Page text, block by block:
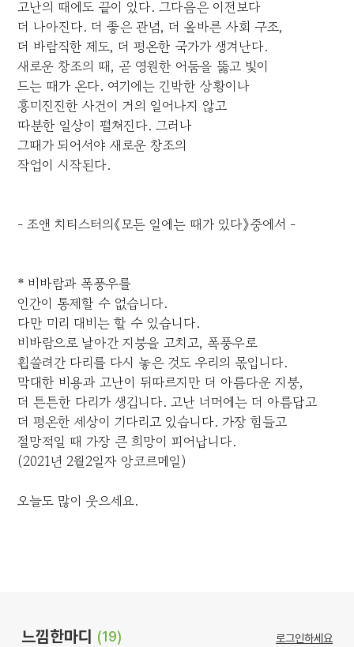
고난의 때에도 끝이 있다. 그다음은 이전보다
더 나아진다. 더 좋은 관념, 더 올바른 사회 구조,
더 바람직한 제도, 더 평온한 국가가 생겨난다.
새로운 창조의 때, 곧 영원한 어둠을 뚫고 빛이
드는 때가 온다. 여기에는 긴박한 상황이나
흥미진진한 사건이 거의 일어나지 않고
따분한 일상이 펼쳐진다. 그러나
그때가 되어서야 새로운 창조의
작업이 시작된다.
- 조앤 치티스터의《모든 일에는 때가 있다》중에서 -
* 비바람과 폭풍우를
인간이 통제할 수 없습니다.
다만 미리 대비는 할 수 있습니다.
비바람으로 날아간 지붕을 고치고, 폭풍우로
휩쓸려간 다리를 다시 놓은 것도 우리의 몫입니다.
막대한 비용과 고난이 뒤따르지만 더 아름다운 지붕,
더 튼튼한 다리가 생깁니다. 고난 너머에는 더 아름답고
더 평온한 세상이 기다리고 있습니다. 가장 힘들고
절망적일 때 가장 큰 희망이 피어납니다.
(2021년 2월2일자 앙코르메일)
오늘도 많이 웃으세요.
느낌한마디 (19) 로그인하세요